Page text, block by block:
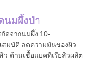
นมผึ้งป่า
ดจากนมผึ้ง 10-
สมบัติ ลดความมันของผิว
ต้านเชื้อแบคทีเรียสิวผลิต